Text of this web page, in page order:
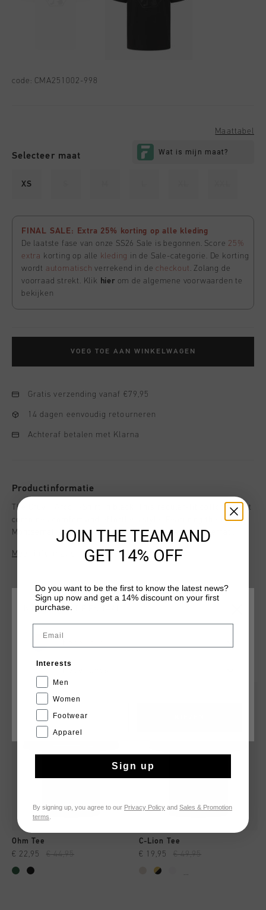
code: CMA251002-998
Selecteer maat
Maattabel
XS
FINAL SALE: Extra 25% korting op alle kleding
De laatste fase van onze SS26 Sale is begonnen. Score 25%
extra korting op alle kleding in de Sale-categorie. De korting
wordt automatisch verrekend in decheckout . Zolang de
voorraad strekt. Klik hier om de algemene voorwaarden te
bekijken
VOEG TOE AAN WINKELWAGEN
Gratis verzending vanaf €79,95
14 dagen eenvoudig retourneren
Achteraf betalen met Klarna
Productinformatie
The Cruyff Arco T-Shirt in black. This regular-fit cotton t-shirt
combines comfort and effortless style. Featuring the iconic
Montserrat logo on the chest and bold Cruyff Montserrat
distinctive look. A must-have for any wardrobe, this t-shirt
Meer informatie
Ohm Tee
€ 22,95 € 44,95
C-Lion Tee
€ 19,95 € 49,95
...
KIES JE LOCATIE EN TAAL
CANCEL
JOIN THE TEAM AND
GET 14% OFF
Do you want to be the first to know the latest news?
Sign up now and get a 14% discount on your first
purchase.
Email
Interests
Men
Women
Footwear
Apparel
Sign up
By signing up, you agree to our Privacy Policy and Sales & Promotion
terms